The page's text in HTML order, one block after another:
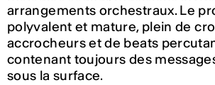
arrangements orchestraux. Le
polyvalent et mature, plein de
accrocheurs et de beats
contenant toujours des
sous la surface.